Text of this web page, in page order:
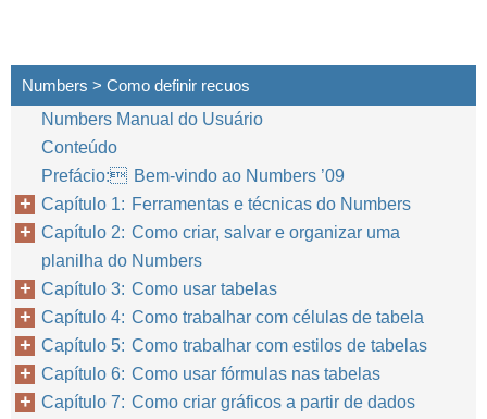
Numbers > Como definir recuos
Numbers Manual do Usuário
Conteúdo
Prefácio: Bem-vindo ao Numbers ’09
Capítulo 1: Ferramentas e técnicas do Numbers
Capítulo 2: Como criar, salvar e organizar uma
planilha do Numbers
Capítulo 3: Como usar tabelas
Capítulo 4: Como trabalhar com células de tabela
Capítulo 5: Como trabalhar com estilos de tabelas
Capítulo 6: Como usar fórmulas nas tabelas
Capítulo 7: Como criar gráficos a partir de dados